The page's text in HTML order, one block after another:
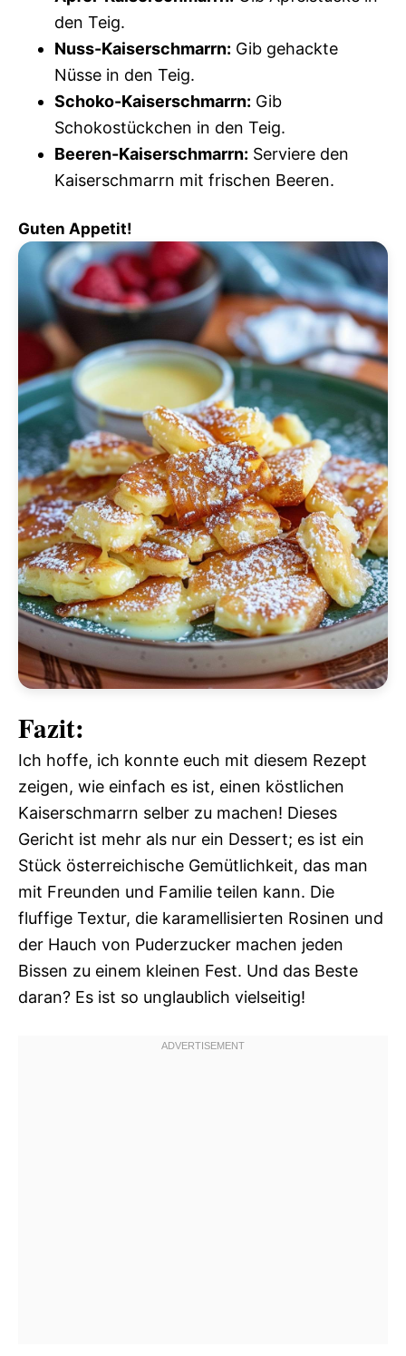
den Teig.
Nuss-Kaiserschmarrn: Gib gehackte
Nüsse in den Teig.
Schoko-Kaiserschmarrn: Gib
Schokostückchen in den Teig.
Beeren-Kaiserschmarrn: Serviere den
Kaiserschmarrn mit frischen Beeren.
Guten Appetit!
Fazit:
Ich hoffe, ich konnte euch mit diesem Rezept
zeigen, wie einfach es ist, einen köstlichen
Kaiserschmarrn selber zu machen! Dieses
Gericht ist mehr als nur ein Dessert; es ist ein
Stück österreichische Gemütlichkeit, das man
mit Freunden und Familie teilen kann. Die
fluffige Textur, die karamellisierten Rosinen und
der Hauch von Puderzucker machen jeden
Bissen zu einem kleinen Fest. Und das Beste
daran? Es ist so unglaublich vielseitig!